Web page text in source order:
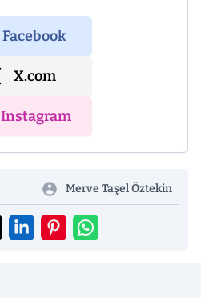
Facebook
X.com
Instagram
Merve Taşel Öztekin